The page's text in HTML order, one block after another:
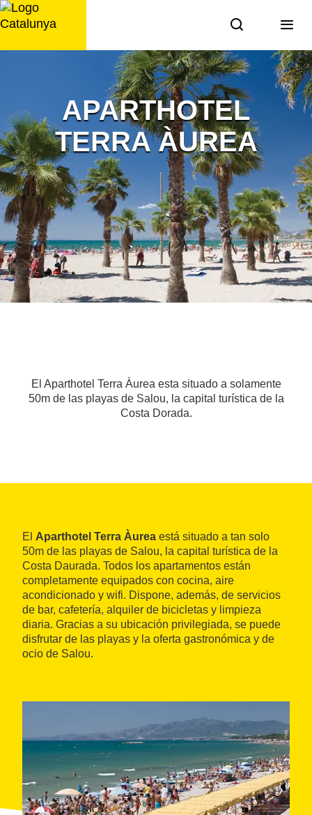
Aller
au
APARTHOTEL
TERRA ÀUREA
El Aparthotel Terra Àurea esta situado a solamente
50m de las playas de Salou, la capital turística de la
Costa Dorada.
El Aparthotel Terra Àurea está situado a tan solo
50m de las playas de Salou, la capital turística de la
Costa Daurada. Todos los apartamentos están
completamente equipados con cocina, aire
acondicionado y wifi. Dispone, además, de servicios
de bar, cafetería, alquiler de bicicletas y limpieza
diaria. Gracias a su ubicación privilegiada, se puede
disfrutar de las playas y la oferta gastronómica y de
ocio de Salou.